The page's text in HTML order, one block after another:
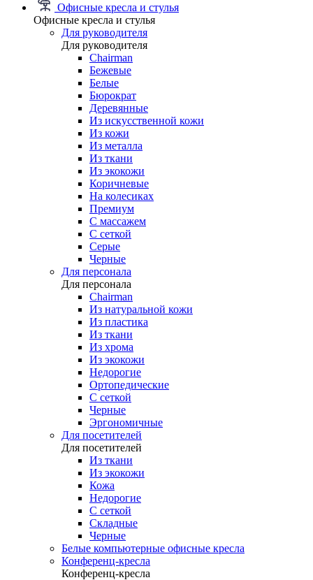
Офисные кресла и стулья
Офисные кресла и стулья
Для руководителя
Для руководителя
Chairman
Бежевые
Белые
Бюрократ
Деревянные
Из искусственной кожи
Из кожи
Из металла
Из ткани
Из экокожи
Коричневые
На колесиках
Премиум
С массажем
С сеткой
Серые
Черные
Для персонала
Для персонала
Chairman
Из натуральной кожи
Из пластика
Из ткани
Из хрома
Из экокожи
Недорогие
Ортопедические
С сеткой
Черные
Эргономичные
Для посетителей
Для посетителей
Из ткани
Из экокожи
Кожа
Недорогие
С сеткой
Складные
Черные
Белые компьютерные офисные кресла
Конференц-кресла
Конференц-кресла